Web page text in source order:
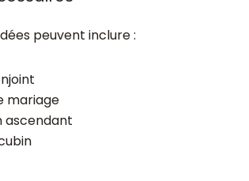
peuvent inclure :
mariage
ascendant